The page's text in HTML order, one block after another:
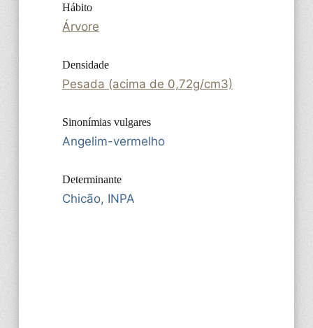
Hábito
Árvore
Densidade
Pesada (acima de 0,72g/cm3)
Sinonímias vulgares
Angelim-vermelho
Determinante
Chicão, INPA